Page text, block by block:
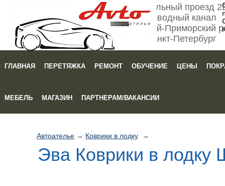
Мебельный проезд
Обводный канал
Кировский-Приморский
Санкт-Петербург
ГЛАВНАЯ ПЕРЕТЯЖКА РЕМОНТ ОБУЧЕНИЕ ЦЕНЫ
МЕБЕЛЬ МАГАЗИН ПАРТНЕРАМ/ВАКАНСИИ
Автоателье → Коврики в лодку →
Эва Коврики в лодку